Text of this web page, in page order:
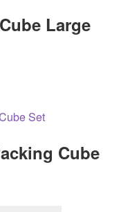
kr. Large
Cube